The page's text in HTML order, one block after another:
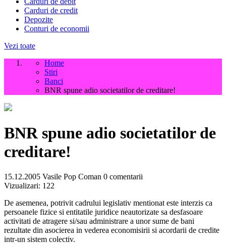
Carduri de credit
Depozite
Conturi de economii
Vezi toate
Home
Stiri
Banci
BNR spune adio societatilor de creditare!
BNR spune adio societatilor de
creditare!
15.12.2005 Vasile Pop Coman 0 comentarii
Vizualizari: 122
De asemenea, potrivit cadrului legislativ mentionat este interzis ca
persoanele fizice si entitatile juridice neautorizate sa desfasoare
activitati de atragere si/sau administrare a unor sume de bani
rezultate din asocierea in vederea economisirii si acordarii de credite
intr-un sistem colectiv.